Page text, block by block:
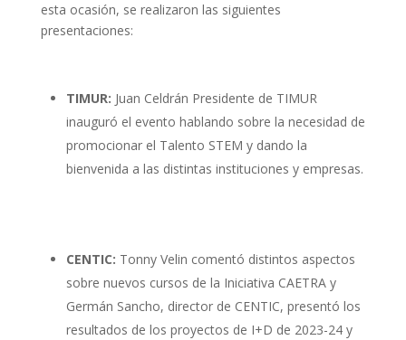
esta ocasión, se realizaron las siguientes
presentaciones:
TIMUR: Juan Celdrán Presidente de TIMUR
inauguró el evento hablando sobre la necesidad de
promocionar el Talento STEM y dando la
bienvenida a las distintas instituciones y empresas.
CENTIC: Tonny Velin comentó distintos aspectos
sobre nuevos cursos de la Iniciativa CAETRA y
Germán Sancho, director de CENTIC, presentó los
resultados de los proyectos de I+D de 2023-24 y